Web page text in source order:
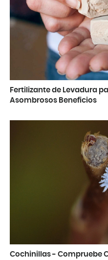
Fertilizante de Levadura
Asombrosos Beneficios
Cochinillas - Compruebe